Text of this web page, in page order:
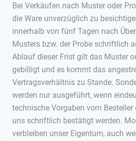
Bei Verkäufen nach Muster oder
die Ware unverzüglich zu
innerhalb von fünf Tagen nach
Musters bzw. der Probe schriftlich
Ablauf dieser Frist gilt das Muster
gebilligt und es kommt das
Vertragsverhältnis zu Stande.
werden nur ausgeführt, wenn
technische Vorgaben vom
uns schriftlich bestätigt werden.
verbleiben unser Eigentum, auch